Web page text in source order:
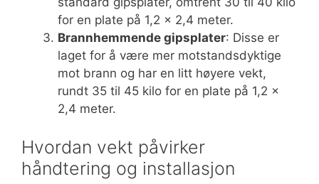
for en plate på 1,2 x 2,4 meter.
Brannhemmende gipsplater: Disse er
laget for å være mer motstandsdyktige
mot brann og har en litt høyere vekt,
rundt 35 til 45 kilo for en plate på 1,2 x
2,4 meter.
Hvordan vekt påvirker
håndtering og installasjon